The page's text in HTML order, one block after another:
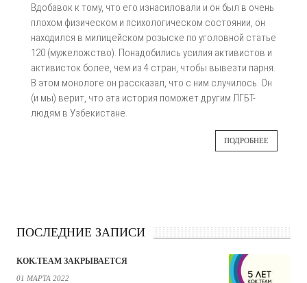
Вдобавок к тому, что его изнасиловали и он был в очень
плохом физическом и психологическом состоянии, он
находился в милицейском розыске по уголовной статье
120 (мужеложство). Понадобились усилия активистов и
активисток более, чем из 4 стран, чтобы вывезти парня.
В этом монологе он рассказал, что с ним случилось. Он
(и мы) верит, что эта история поможет другим ЛГБТ-
людям в Узбекистане.
ПОДРОБНЕЕ
ПОСЛЕДНИЕ ЗАПИСИ
KOK.TEAM ЗАКРЫВАЕТСЯ
01 МАРТА 2022